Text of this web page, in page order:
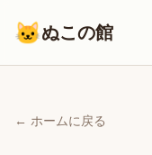
🐱ぬこの館
← ホームに戻る